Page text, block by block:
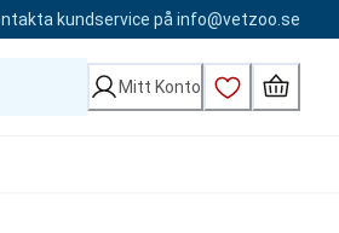
kundservice på info@vetzoo.se
Mitt Konto